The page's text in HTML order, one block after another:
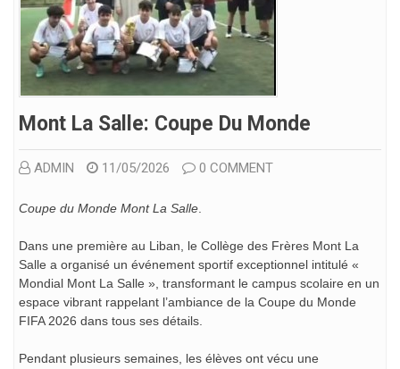
Mont La Salle: Coupe Du Monde
ADMIN 11/05/2026 0 COMMENT
Coupe du Monde Mont La Salle
Dans une première au Liban, le Collège des Frères Mont La
Salle a organisé un événement sportif exceptionnel intitulé «
Mondial Mont La Salle », transformant le campus scolaire en un
espace vibrant rappelant l’ambiance de la Coupe du Monde
FIFA 2026 dans tous ses détails.
Pendant plusieurs semaines, les élèves ont vécu une